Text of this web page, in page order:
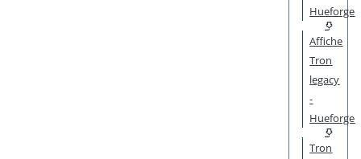
Hueforge
Affiche
Tron
legacy
-
Hueforge
Tron